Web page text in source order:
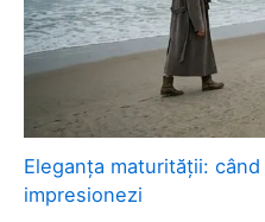
Eleganța maturității:
impresionezi